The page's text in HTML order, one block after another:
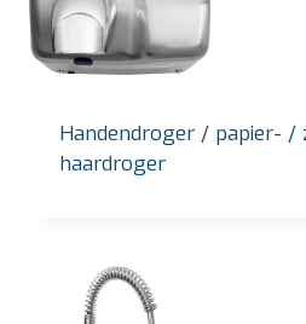
Handendroger / papier- /
haardroger